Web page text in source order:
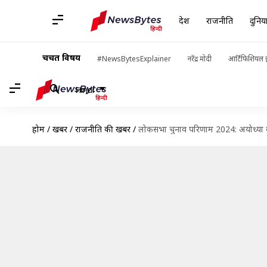
देश राजनीति
चर्चित विषय #NewsBytesExplainer नरेंद्र मोदी
Hindi
होम / खबरें / राजनीति की खबरें / लोकसभा चुनाव परिणाम 2024: अयोध्या